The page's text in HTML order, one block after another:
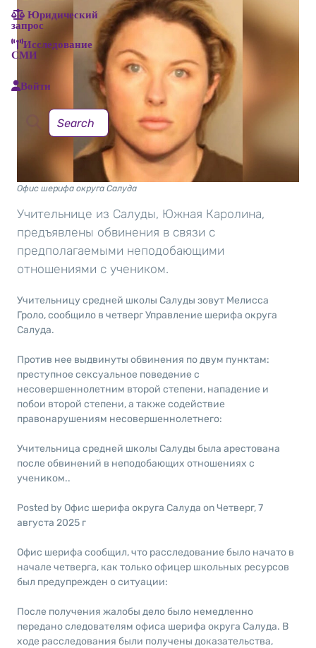
Юридический
запрос
Исследование
СМИ
Войти
Офис шерифа округа Салуда
Учительнице из Салуды, Южная Каролина,
предъявлены обвинения в связи с
предполагаемыми неподобающими
отношениями с учеником.
Учительницу средней школы Салуды зовут Мелисса
Гроло, сообщило в четверг Управление шерифа округа
Салуда.
Против нее выдвинуты обвинения по двум пунктам:
преступное сексуальное поведение с
несовершеннолетним второй степени, нападение и
побои второй степени, а также содействие
правонарушениям несовершеннолетнего:
Учительница средней школы Салуды была арестована
после обвинений в неподобающих отношениях с
учеником..
Posted by Офис шерифа округа Салуда on Четверг, 7
августа 2025 г
Офис шерифа сообщил, что расследование было начато в
начале четверга, как только офицер школьных ресурсов
был предупрежден о ситуации:
После получения жалобы дело было немедленно
передано следователям офиса шерифа округа Салуда. В
ходе расследования были получены доказательства,